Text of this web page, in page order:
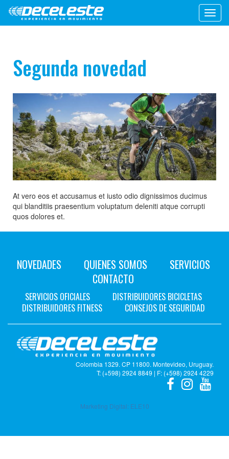
Segunda novedad
At vero eos et accusamus et iusto odio dignissimos ducimus
qui blanditiis praesentium voluptatum deleniti atque corrupti
quos dolores et.
NOVEDADES QUIENES SOMOS
SERVICIOS
CONTACTO
SERVICIOS OFICIALES
DISTRIBUIDORES BICICLETAS
DISTRIBUIDORES FITNESS
CONSEJOS DE SEGURIDAD
Colombia 1329. CP 11800. Montevideo, Uruguay.
T: (+598) 2924 8849 | F: (+598) 2924 4229
Marketing Digital: ELE10